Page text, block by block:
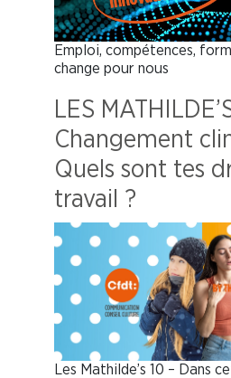
Emploi, compétences,
change pour nous
LES
Changement
Quels sont tes
travail ?
Les Mathilde’s 10 – Dans